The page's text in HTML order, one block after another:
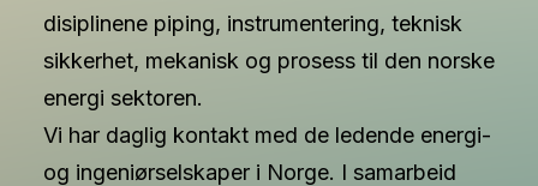
disiplinene piping, instrumentering, teknisk
sikkerhet, mekanisk og prosess til den norske
energi sektoren.
Vi har daglig kontakt med de ledende energi-
og ingeniørselskaper i Norge. I samarbeid